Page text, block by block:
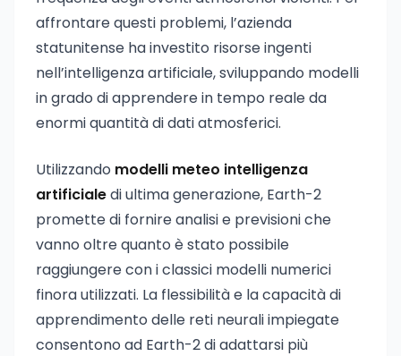
affrontare questi problemi, l’azienda
statunitense ha investito risorse ingenti
nell’intelligenza artificiale, sviluppando modelli
in grado di apprendere in tempo reale da
enormi quantità di dati atmosferici.
Utilizzando modelli meteo intelligenza
artificialedi ultima generazione, Earth-2
promette di fornire analisi e previsioni che
vanno oltre quanto è stato possibile
raggiungere con i classici modelli numerici
finora utilizzati. La flessibilità e la capacità di
apprendimento delle reti neurali impiegate
consentono ad Earth-2 di adattarsi più